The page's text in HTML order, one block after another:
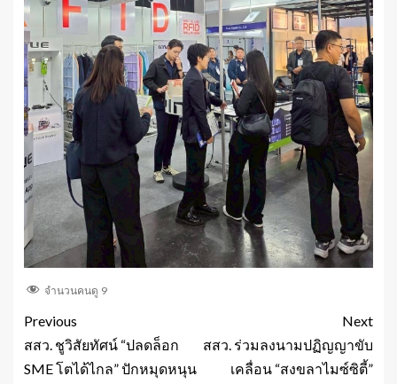
จำนวนคนดู 9
Previous
สสว. ชูวิสัยทัศน์ “ปลดล็อก
SME โตได้ไกล” ปักหมุดหนุน
Next
สสว. ร่วมลงนามปฏิญญาขับ
เคลื่อน “สงขลาไมซ์ซิตี้”